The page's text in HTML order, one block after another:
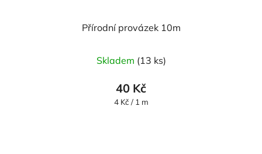
Přírodní provázek 10m
Skladem (13 ks)
40 Kč
Měrná
4 Kč / 1 m